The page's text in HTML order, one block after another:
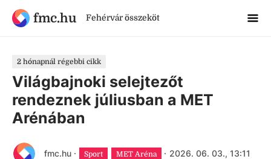
fmc.hu Fehérvár összeköt
2 hónapnál régebbi cikk
Világbajnoki selejtezőt
rendeznek júliusban a MET
Arénában
fmc.hu · Sport MET Aréna · 2026. 06. 03., 13:11